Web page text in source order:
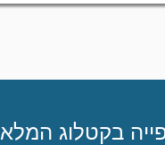
בקטלוג המלא